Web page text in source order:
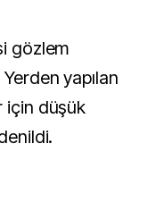
gözlem
yapılan
için düşük